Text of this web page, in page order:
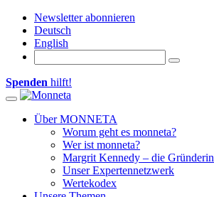
Newsletter abonnieren
Deutsch
English
Spenden hilft!
Toggle navigation
Über MONNETA
Worum geht es monneta?
Wer ist monneta?
Margrit Kennedy – die Gründerin
Unser Expertennetzwerk
Wertekodex